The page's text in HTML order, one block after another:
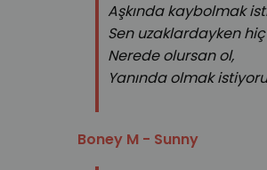
Aşkında kaybolmak
Sen uzaklardayken
Nerede olursan ol,
Yanında olmak
Boney M - Sunny